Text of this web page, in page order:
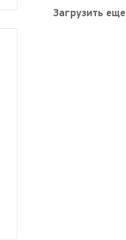
Загрузить еще